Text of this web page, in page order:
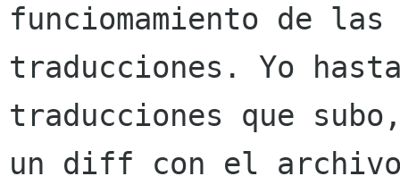
funciomamiento de las
traducciones. Yo
traducciones que
un diff con el archivo